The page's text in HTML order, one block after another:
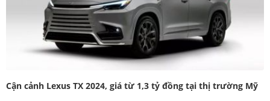
Cận cảnh Lexus TX 2024, giá từ 1,3 tỷ đồng tại thị trường Mỹ